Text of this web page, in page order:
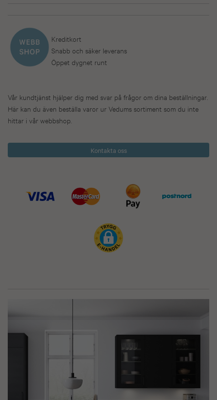
Kreditkort
Snabb och säker leverans
Öppet dygnet runt
Vår kundtjänst hjälper dig med svar på frågor om dina beställningar.
Här kan du även beställa varor ur Vedums sortiment som du inte
hittar i vår webbshop.
Kontakta oss